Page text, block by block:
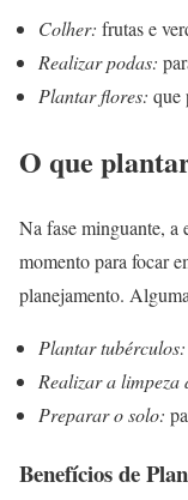
Colher: frutas e
Realizar podas:
Plantar flores: que
O que
Na fase minguante, a
momento para focar
planejamento.
Plantar tubérculos:
Realizar a
Preparar o solo:
Benefícios de